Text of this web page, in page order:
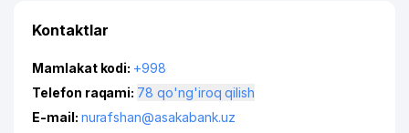
Kontaktlar
Mamlakat kodi: +998
Telefon raqami:
78 qo'ng'iroq qilish
E-mail: nurafshan@asakabank.uz